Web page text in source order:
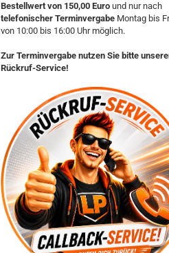
Bestellwert von 150,00 Euro und nur nach
telefonischer Terminvergabe Montag bis
von 10:00 bis 16:00 Uhr möglich.
Zur Terminvergabe nutzen Sie bitte
Rückruf-Service!